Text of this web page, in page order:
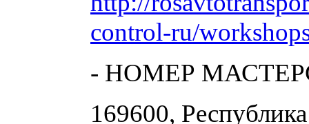
control-ru/
- НОМЕР
169600,